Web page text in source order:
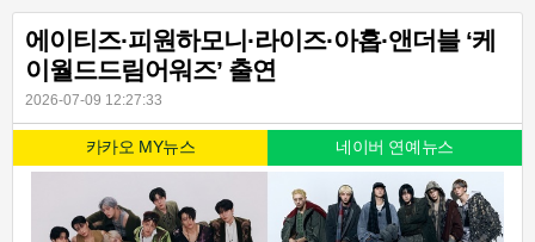
에이티즈·피원하모니·라이즈·아홉·앤더블 ‘케
이월드드림어워즈’ 출연
2026-07-09 12:27:33
카카오 MY뉴스 네이버 연예뉴스